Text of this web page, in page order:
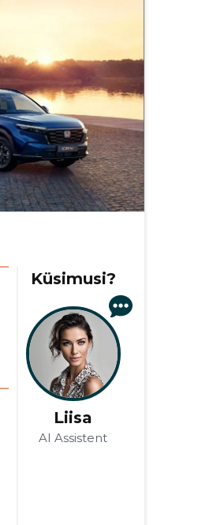
Küsimusi?
Liisa
AI Assistent